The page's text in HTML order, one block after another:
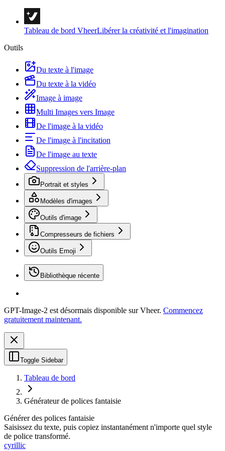
Tableau de bord VheerLibérer la créativité et l'imagination
Outils
Du texte à l'image
Du texte à la vidéo
Image à image
Multi Images vers Image
De l'image à la vidéo
De l'image à l'incitation
De l'image au texte
Suppression de l'arrière-plan
Portrait et styles
Modèles d'images
Outils d'image
Compresseurs de fichiers
Outils Emoji
Bibliothèque récente
GPT-Image-2 est désormais disponible sur Vheer. Commencez
gratuitement maintenant.
Toggle Sidebar
Tableau de bord
Générateur de polices fantaisie
Générer des polices fantaisie
Saisissez du texte, puis copiez instantanément n'importe quel style
de police transformé.
cyrillic